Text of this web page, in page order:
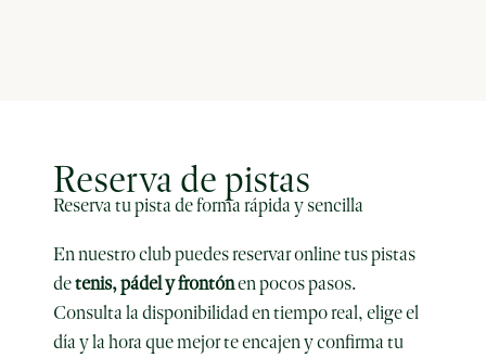
Reserva de pistas
Reserva tu pista de forma rápida y sencilla
En nuestro club puedes reservar online tus pistas
detenis, pádel y frontónen pocos pasos.
Consulta la disponibilidad en tiempo real, elige el
día y la hora que mejor te encajen y confirma tu